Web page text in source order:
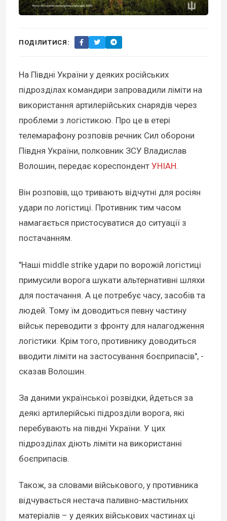
ПОДІЛИТИСЯ:
На Півдні України у деяких російських
підрозділах командири запровадили ліміти на
використання артилерійських снарядів через
проблеми з логістикою. Про це в етері
телемарафону розповів речник Сил оборони
Півдня України, полковник ЗСУ Владислав
Волошин, передає кореспондент УНІАН.
Він розповів, що тривають відчутні для росіян
удари по логістиці. Противник тим часом
намагається пристосуватися до ситуації з
постачанням.
"Наші middle strike удари по ворожій логістиці
примусили ворога шукати альтернативні шляхи
для постачання. А це потребує часу, засобів та
людей. Тому їм доводиться певну частину
військ переводити з фронту для налагодження
логістики. Крім того, противнику доводиться
вводити ліміти на застосування боєприпасів", -
сказав Волошин.
За даними української розвідки, йдеться за
деякі артилерійські підрозділи ворога, які
перебувають на півдні України. У цих
підрозділах діють ліміти на використанні
боєприпасів.
Також, за словами військового, у противника
відчувається нестача паливно-мастильних
матеріалів – у деяких військових частинах ці